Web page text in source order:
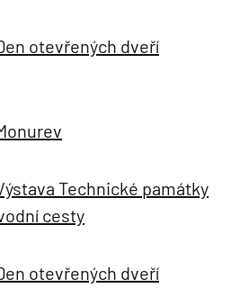
otevřených dveří
Technické památky
cesty
otevřených dveří